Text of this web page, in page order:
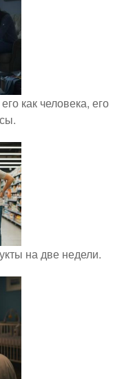
как человека, его
на две недели.